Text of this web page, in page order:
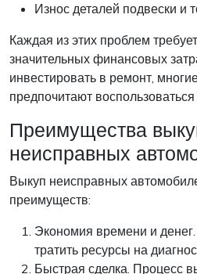
Износ деталей подвески и
Каждая из этих проблем
значительных финансовых
инвестировать в ремонт,
предпочитают
Преимущества
неисправных
Выкуп неисправных
преимуществ:
Экономия времени и
тратить ресурсы на
Быстрая сделка. Процесс